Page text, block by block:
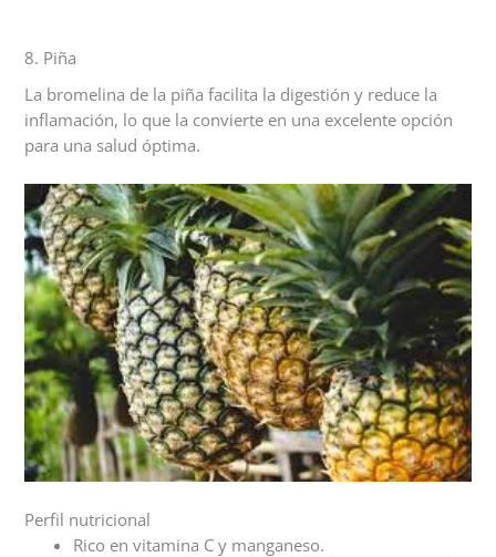
8. Piña
La bromelina de la piña facilita la digestión y reduce la
inflamación, lo que la convierte en una excelente opción
para una salud óptima.
Perfil nutricional
Rico en vitamina C y manganeso.